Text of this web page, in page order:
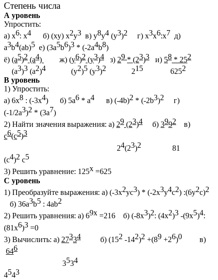
Степень числа
А уровень
Упростить:
а) х6: х4 б) (xy) x2y3 в) y8y4 (y3)2 г) х3х6:х7 д)
а3b4(ab)5 е) (3а5b6)3 * (-2a4b8)
ё) (а5)2 (а4) ж) (y6)2 (y3)4 з) 29 * (23)3 и) 58 * 252
(а3)3 (а2)4 (y2)5 (y3)2 215 6252
В уровень
1) Упростить:
а) 6х8 : (-3х4) б) 5а6 * а4 в) (-4b)2 * (-2b3)2 г)
(-1/2a3)2 * (3а7)
2) Найти значения выражения: а) 29 (23)4 б) 3992 в)
с6(с5)3
24(23)2
81
(с4)2 с5
3) Решить уравнение: 125х =625
С уровень
1) Преобразуйте выражения: а) (-3х2yc3) * (-2x3y4c2) :(6y2c)2
б) 36а3b5 : 4ab2
2) Решить уравнения: а) 69х =216 б) (-8х3)2: (4х2)3 -(9х5)4:
(81х6)3 =0
3) Вычислить: а) 27334 б) (152 -142)2 +(89 +26)0 в)
646
3534
4543